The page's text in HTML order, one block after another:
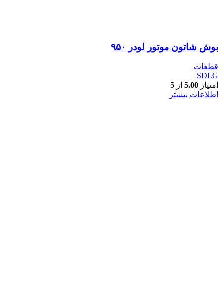
بوش شاتون موتور لودر ۹۵۰
قطعات
SDLG
امتیاز 5.00 از 5
اطلاعات بیشتر